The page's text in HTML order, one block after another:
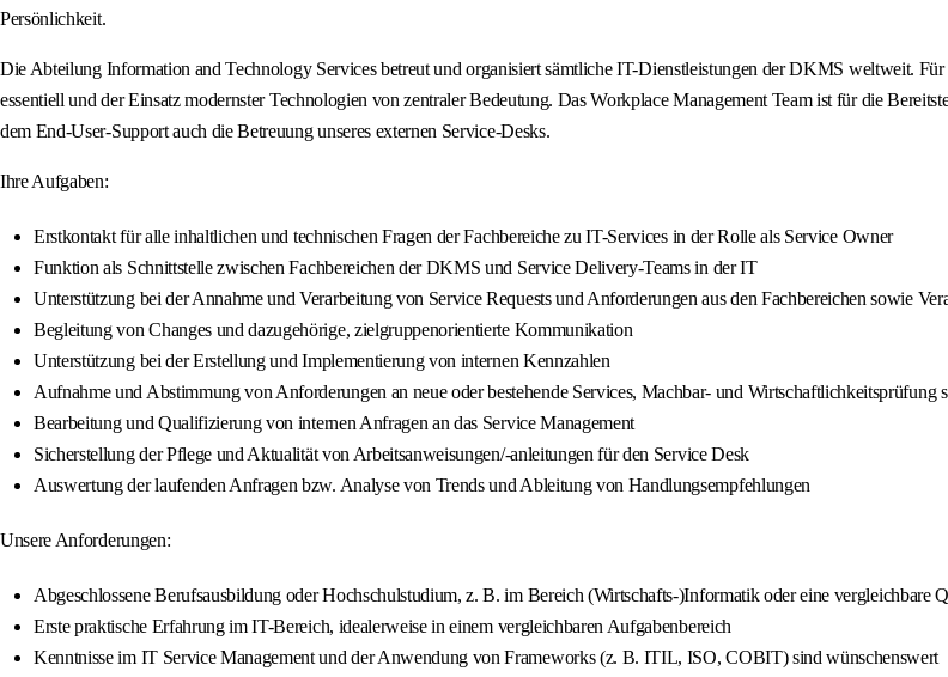
Persönlichkeit.
Die Abteilung Information and Technology Services betreut und organisiert sämtliche IT-Dienstleistungen der DKMS weltweit.
essentiell und der Einsatz modernster Technologien von zentraler Bedeutung. Das Workplace Management Team ist für die
dem End-User-Support auch die Betreuung unseres externen Service-Desks.
Ihre Aufgaben:
Erstkontakt für alle inhaltlichen und technischen Fragen der Fachbereiche zu IT-Services in der Rolle als Service Owner
Funktion als Schnittstelle zwischen Fachbereichen der DKMS und Service Delivery-Teams in der IT
Unterstützung bei der Annahme und Verarbeitung von Service Requests und Anforderungen aus den Fachbereichen sowie
Begleitung von Changes und dazugehörige, zielgruppenorientierte Kommunikation
Unterstützung bei der Erstellung und Implementierung von internen Kennzahlen
Aufnahme und Abstimmung von Anforderungen an neue oder bestehende Services, Machbar- und Wirtschaftlichkeitsprüfung
Bearbeitung und Qualifizierung von internen Anfragen an das Service Management
Sicherstellung der Pflege und Aktualität von Arbeitsanweisungen/-anleitungen für den Service Desk
Auswertung der laufenden Anfragen bzw. Analyse von Trends und Ableitung von Handlungsempfehlungen
Unsere Anforderungen:
Abgeschlossene Berufsausbildung oder Hochschulstudium, z. B. im Bereich (Wirtschafts-)Informatik oder eine vergleichbare
Erste praktische Erfahrung im IT-Bereich, idealerweise in einem vergleichbaren Aufgabenbereich
Kenntnisse im IT Service Management und der Anwendung von Frameworks (z. B. ITIL, ISO, COBIT) sind wünschenswert